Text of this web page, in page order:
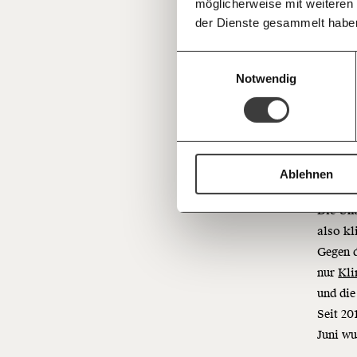
möglicherweise mit
der Dienste gesammelt
Notwendig
Ablehnen
Deine Spende absetzen:Fragen und
und
Die
also
Gegen
nur
und
Seit
Juni